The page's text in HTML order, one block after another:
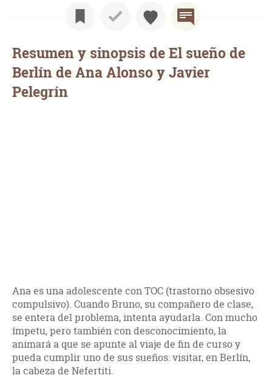
Resumen y sinopsis de El sueño de
Berlín de Ana Alonso y Javier
Pelegrín
Ana es una adolescente con TOC (trastorno obsesivo
compulsivo). Cuando Bruno, su compañero de clase,
se entera del problema, intenta ayudarla. Con mucho
ímpetu, pero también con desconocimiento, la
animará a que se apunte al viaje de fin de curso y
pueda cumplir uno de sus sueños: visitar, en Berlín,
la cabeza de Nefertiti.